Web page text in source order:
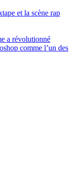
et la scène rap
a révolutionné
comme l’un des